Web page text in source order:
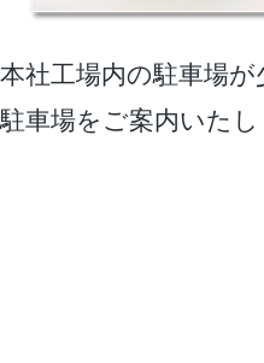
本社工場内の駐車場
駐車場をご案内いたし